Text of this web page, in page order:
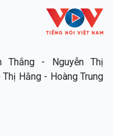
Thắng - Nguyễn Thị
Hằng - Hoàng Trung